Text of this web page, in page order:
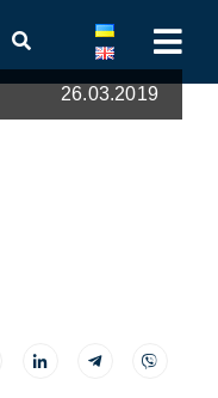
26.03.2019